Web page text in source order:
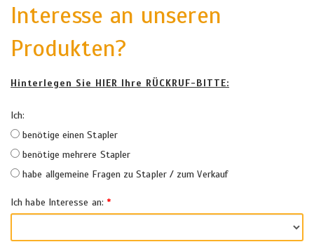
Interesse an unseren
Produkten?
Hinterlegen Sie HIER Ihre RÜCKRUF-BITTE:
Ich:
benötige einen Stapler
benötige mehrere Stapler
habe allgemeine Fragen zu Stapler / zum Verkauf
Ich habe Interesse an: *